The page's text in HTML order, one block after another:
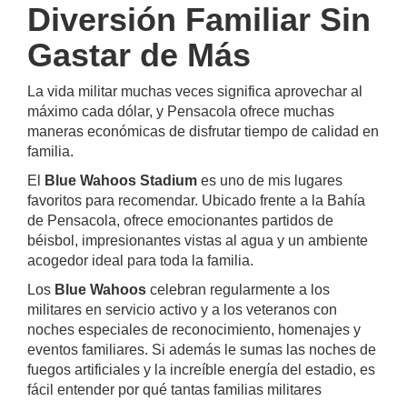
Diversión Familiar Sin
Gastar de Más
La vida militar muchas veces significa aprovechar al
máximo cada dólar, y Pensacola ofrece muchas
maneras económicas de disfrutar tiempo de calidad en
familia.
El
Blue Wahoos Stadium es uno de mis lugares
favoritos para recomendar. Ubicado frente a la Bahía
de Pensacola, ofrece emocionantes partidos de
béisbol, impresionantes vistas al agua y un ambiente
acogedor ideal para toda la familia.
Los Blue Wahoos celebran regularmente a los
militares en servicio activo y a los veteranos con
noches especiales de reconocimiento, homenajes y
eventos familiares. Si además le sumas las noches de
fuegos artificiales y la increíble energía del estadio, es
fácil entender por qué tantas familias militares